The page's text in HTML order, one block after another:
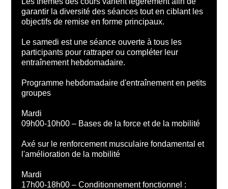
garantir la diversité des séances tout en ciblant les
objectifs de remise en forme principaux.
Le samedi est une séance ouverte à tous les
participants pour rattraper ou compléter leur
entraînement hebdomadaire.
Programme hebdomadaire d'entraînement en petits
groupes
Mardi
09h00-10h00 – Bases de la force et de la mobilité
Axé sur le renforcement musculaire fondamental et
l'amélioration de la mobilité
Mardi
17h00-18h00 – Conditionnement fonctionnel :